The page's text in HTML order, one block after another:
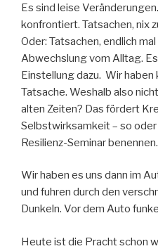
Es sind leise
konfrontiert. Tatsachen, nix
Oder: Tatsachen, endlich
Abwechslung vom Alltag.
Einstellung dazu. Wir
Tatsache. Weshalb also
alten Zeiten? Das fördert
Selbstwirksamkeit – so oder
Resilienz-Seminar
Wir haben es uns dann im
und fuhren durch den
Dunkeln. Vor dem Auto
Heute ist die Pracht schon